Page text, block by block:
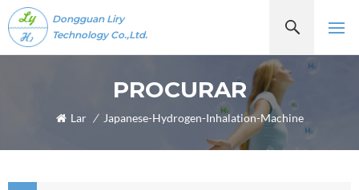
Dongguan Liry
Technology Co.,Ltd.
PROCURAR
Lar / Japanese-Hydrogen-Inhalation-Machine